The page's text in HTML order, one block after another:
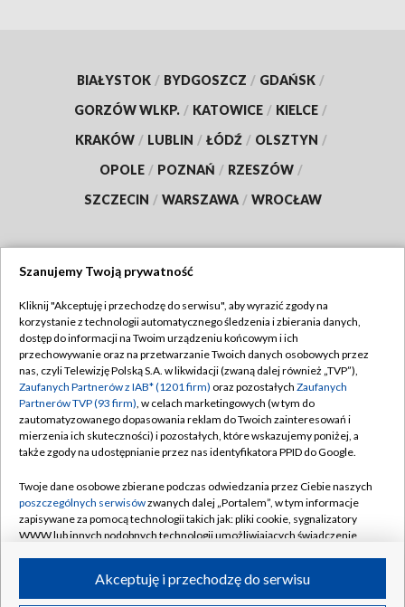
BIAŁYSTOK / BYDGOSZCZ / GDAŃSK /
GORZÓW WLKP. / KATOWICE / KIELCE /
KRAKÓW / LUBLIN / ŁÓDŹ / OLSZTYN /
OPOLE / POZNAŃ / RZESZÓW /
SZCZECIN / WARSZAWA / WROCŁAW
TVP
Abonament TVP
Emisja w TVP
Centrum informacji TVP
Naziemna Telewizja Cyfrowa
Rada Programowa
System NOS
Informacje o nadawcy
Program dla prasy
Regulamin TVP
Polityka prywatności
Moje zgody
Pomoc
Kontakt
Kanały
Szanujemy Twoją prywatność
Kliknij "Akceptuję i przechodzę do serwisu", aby wyrazić zgody na
korzystanie z technologii automatycznego śledzenia i zbierania danych,
dostęp do informacji na Twoim urządzeniu końcowym i ich
przechowywanie oraz na przetwarzanie Twoich danych osobowych przez
nas, czyli Telewizję Polską S.A. w likwidacji (zwaną dalej również „TVP”),
Zaufanych Partnerów z IAB* (1201 firm) oraz pozostałych Zaufanych
Partnerów TVP (93 firm), w celach marketingowych (w tym do
zautomatyzowanego dopasowania reklam do Twoich zainteresowań i
mierzenia ich skuteczności) i pozostałych, które wskazujemy poniżej, a
także zgody na udostępnianie przez nas identyfikatora PPID do Google.
Twoje dane osobowe zbierane podczas odwiedzania przez Ciebie naszych
poszczególnych serwisówzwanych dalej „Portalem”, w tym informacje
zapisywane za pomocą technologii takich jak: pliki cookie, sygnalizatory
WWW lub innych podobnych technologii umożliwiających świadczenie
ruchu w Internecie.Akceptuję i przechodzę do serwisu